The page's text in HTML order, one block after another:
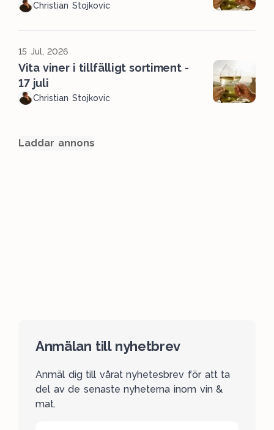
Christian Stojkovic
15 Jul, 2026
Vita viner i tillfälligt sortiment -
17 juli
Christian Stojkovic
Laddar annons
Anmälan till nyhetbrev
Anmäl dig till vårat nyhetesbrev för att ta
del av de senaste nyheterna inom vin &
mat.